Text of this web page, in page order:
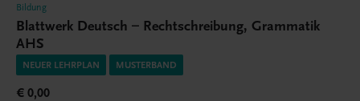
Bildung
Blattwerk Deutsch – Rechtschreibung, Grammatik
AHS
NEUER LEHRPLAN MUSTERBAND
€ 0,00